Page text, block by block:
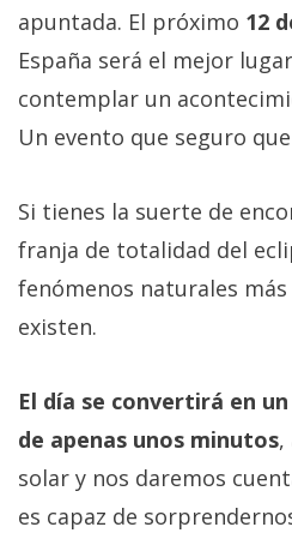
apuntada. El próximo 12
España será el mejor
contemplar un
Un evento que seguro
Si tienes la suerte de
franja de totalidad del
fenómenos naturales
existen.
El día se convertirá en
de apenas unos minutos,
solar y nos daremos
es capaz de